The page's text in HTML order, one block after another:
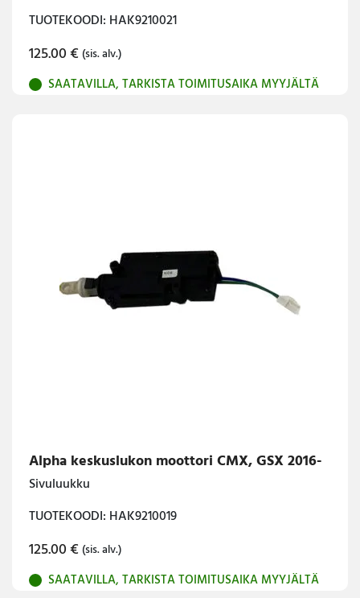
TUOTEKOODI: HAK9210021
125.00€ (sis. alv.)
SAATAVILLA, TARKISTA TOIMITUSAIKA MYYJÄLTÄ
Alpha keskuslukon moottori CMX, GSX 2016-
Sivuluukku
TUOTEKOODI: HAK9210019
125.00€ (sis. alv.)
SAATAVILLA, TARKISTA TOIMITUSAIKA MYYJÄLTÄ